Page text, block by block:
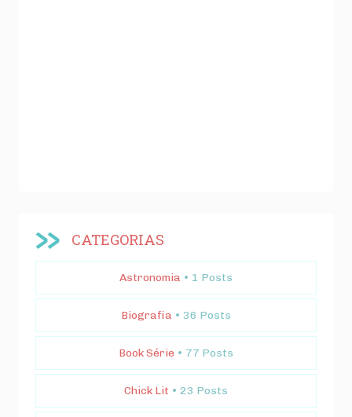
CATEGORIAS
Astronomia • 1 Posts
Biografia • 36 Posts
Book Série • 77 Posts
Chick Lit • 23 Posts